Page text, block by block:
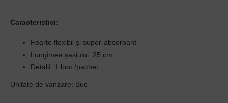
Caracteristici:
Foarte flexibil și super-absorbant
Lungimea șasiului: 25 cm
Detalii: 1 buc./pachet
Unitate de vanzare: Buc